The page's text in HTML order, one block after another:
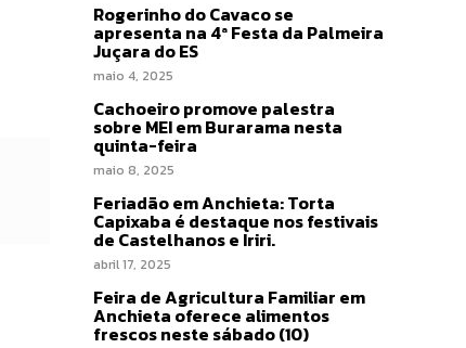
Rogerinho do Cavaco se
apresenta na 4ª Festa da Palmeira
Juçara do ES
maio 4, 2025
Cachoeiro promove palestra
sobre MEI em Burarama nesta
quinta-feira
maio 8, 2025
Feriadão em Anchieta: Torta
Capixaba é destaque nos festivais
de Castelhanos e Iriri.
abril 17, 2025
Feira de Agricultura Familiar em
Anchieta oferece alimentos
frescos neste sábado (10)